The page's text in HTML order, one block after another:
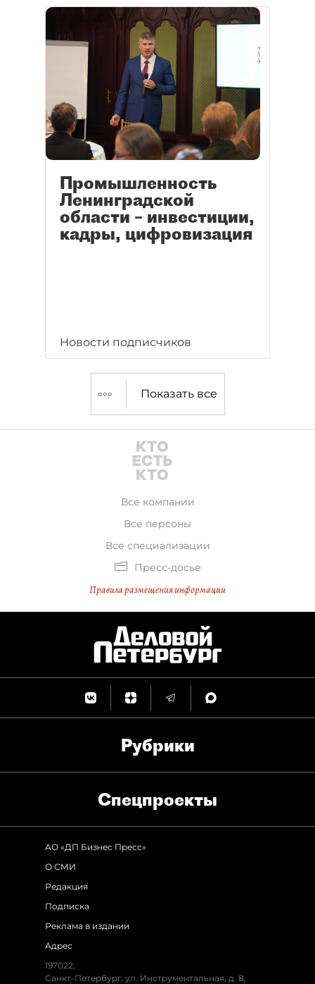
Промышленность
Ленинградской
области – инвестиции,
кадры, цифровизация
Новости подписчиков
Показать все
Все компании
Все персоны
Все специализации
Пресс-досье
Правила размещения информации
Рубрики
Спец­проекты
АО «ДП Бизнес Пресс»
О СМИ
Редакция
Подписка
Реклама в издании
Адрес
197022,
Санкт-Петербург, ул. Инструментальная, д. 8,